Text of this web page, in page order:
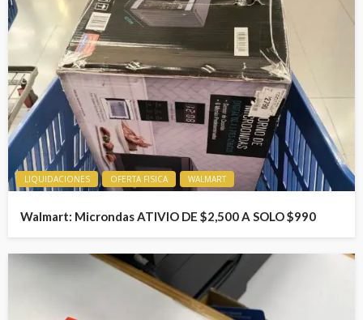
LIQUIDACIONES OFERTA FISICA WALMART
Walmart: Microndas ATIVIO DE $2,500 A SOLO $990